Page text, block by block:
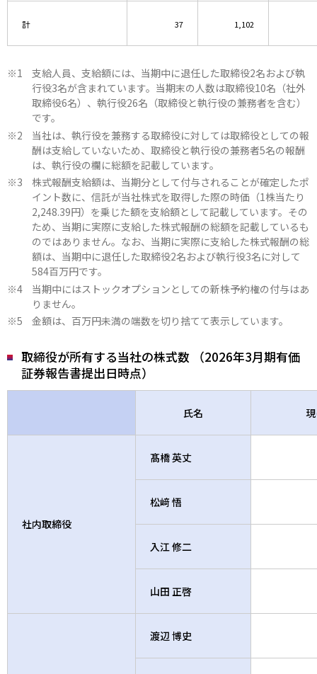
計 37 1,102
支給人員、支給額には、当期中に退任した取締役2名および執
行役3名が含まれています。当期末の人数は取締役10名（社外
取締役6名）、執行役26名（取締役と執行役の兼務者を含む）
です。
当社は、執行役を兼務する取締役に対しては取締役としての報
酬は支給していないため、取締役と執行役の兼務者5名の報酬
は、執行役の欄に総額を記載しています。
株式報酬支給額は、当期分として付与されることが確定したポ
イント数に、信託が当社株式を取得した際の時価（1株当たり
2,248.39円）を乗じた額を支給額として記載しています。その
ため、当期に実際に支給した株式報酬の総額を記載しているも
のではありません。なお、当期に実際に支給した株式報酬の総
額は、当期中に退任した取締役2名および執行役3名に対して
584百万円です。
当期中にはストックオプションとしての新株予約権の付与はあ
りません。
金額は、百万円未満の端数を切り捨てて表示しています。
取締役が所有する当社の株式数 （2026年3月期有価
証券報告書提出日時点）
氏名
社内取締役
髙橋 英丈
松﨑 悟
入江 修二
山田 正啓
渡辺 博史